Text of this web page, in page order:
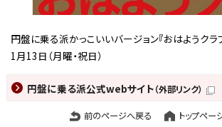
円盤に乗る派かっこいいバージョン『おはようクラ
1月13日（月曜・祝日）
円盤に乗る派公式webサイト（外部リンク）
前のページへ戻る トップペー